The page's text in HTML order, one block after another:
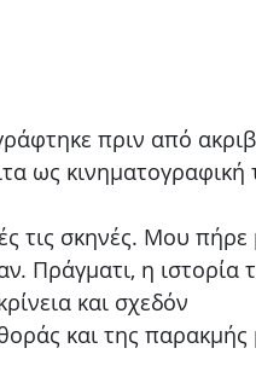
πριν από
ως κινηματογραφική
τις σκηνές. Μου
Πράγματι, η
και σχεδόν
και της παρακμής